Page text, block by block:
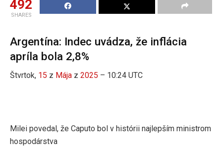
492
SHARES
Argentína: Indec uvádza, že inflácia
apríla bola 2,8%
Štvrtok, 15 z Mája z 2025 – 10:24 UTC
Milei povedal, že Caputo bol v histórii najlepším ministrom
hospodárstva